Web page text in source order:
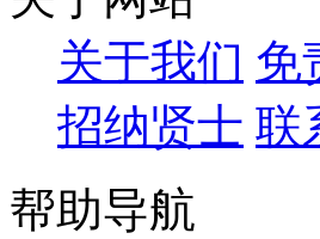
关于我们 免
招纳贤士 联
帮助导航